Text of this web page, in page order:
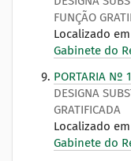
FUNÇÃO
Localizado em
Gabinete do
PORTARIA Nº
DESIGNA
GRATIFICADA
Localizado em
Gabinete do